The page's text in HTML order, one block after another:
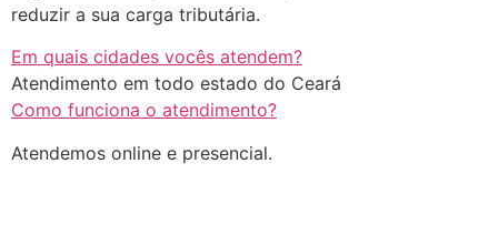
reduzir a sua carga tributária.
Em quais cidades vocês atendem?
Atendimento em todo estado do Ceará
Como funciona o atendimento?
Atendemos online e presencial.